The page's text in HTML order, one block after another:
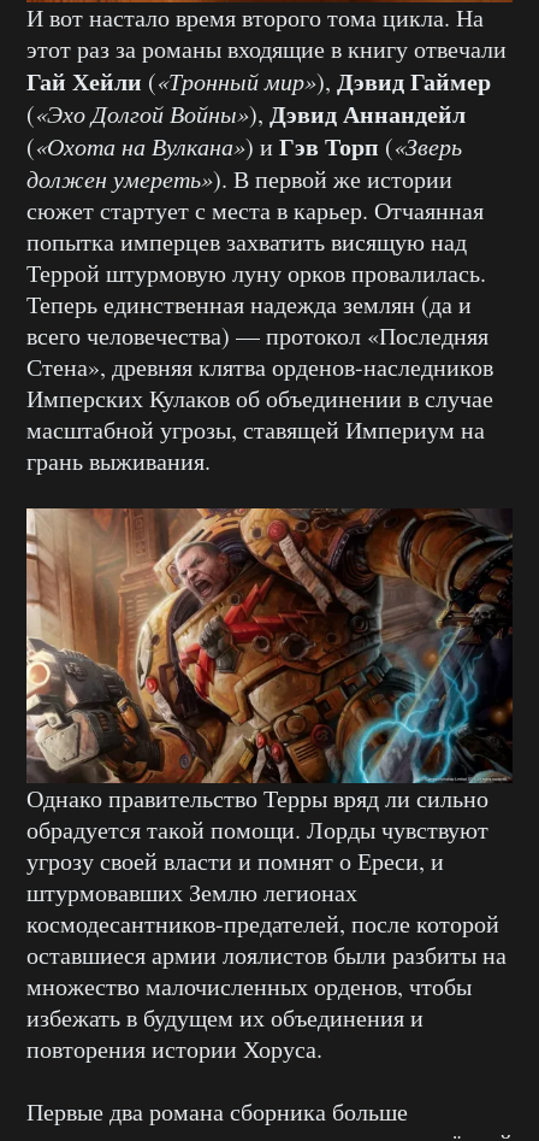
И вот настало время второго тома цикла. На
этот раз за романы входящие в книгу отвечали
Гай Хейли («Тронный мир»), Дэвид Гаймер
(«Эхо Долгой Войны»), Дэвид Аннандейл
(«Охота на Вулкана») и Гэв Торп («Зверь
должен умереть»). В первой же истории
сюжет стартует с места в карьер. Отчаянная
попытка имперцев захватить висящую над
Террой штурмовую луну орков провалилась.
Теперь единственная надежда землян (да и
всего человечества) — протокол «Последняя
Стена», древняя клятва орденов-наследников
Имперских Кулаков об объединении в случае
масштабной угрозы, ставящей Империум на
грань выживания.
Однако правительство Терры вряд ли сильно
обрадуется такой помощи. Лорды чувствуют
угрозу своей власти и помнят о Ереси, и
штурмовавших Землю легионах
космодесантников-предателей, после которой
оставшиеся армии лоялистов были разбиты на
множество малочисленных орденов, чтобы
избежать в будущем их объединения и
повторения истории Хоруса.
Первые два романа сборника больше